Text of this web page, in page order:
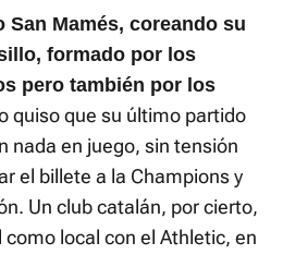
San Mamés, coreando su
formado por los
pero también por los
quiso que su último partido
nada en juego, sin tensión
el billete a la Champions y
Un club catalán, por cierto,
local con el Athletic, en